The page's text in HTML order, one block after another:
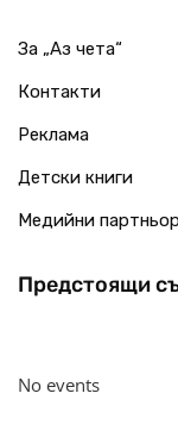
За „Аз чета“
Контакти
Реклама
Детски книги
Медийни
Предстоящи
No events